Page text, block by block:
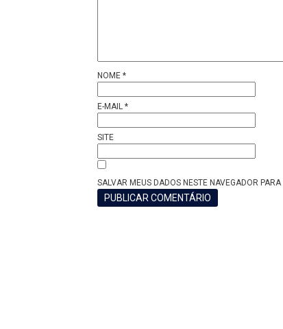
NOME *
E-MAIL *
SITE
SALVAR MEUS DADOS NESTE NAVEGADOR